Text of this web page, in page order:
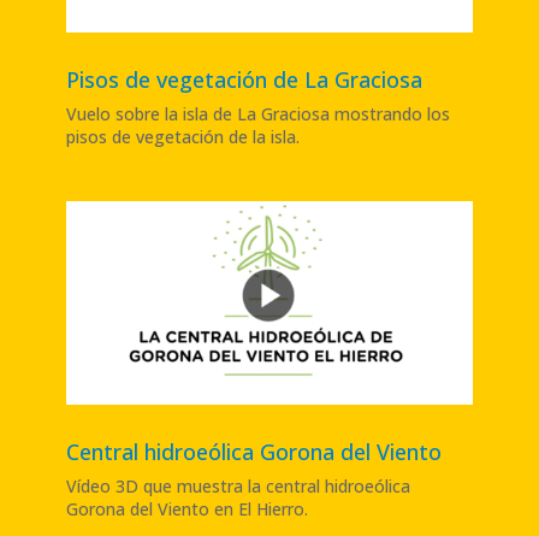
Pisos de vegetación de La Graciosa
Vuelo sobre la isla de La Graciosa mostrando los
pisos de vegetación de la isla.
Central hidroeólica Gorona del Viento
Vídeo 3D que muestra la central hidroeólica
Gorona del Viento en El Hierro.